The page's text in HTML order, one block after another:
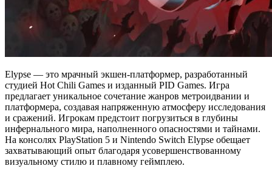
Elypse — это мрачный экшен-платформер, разработанный
студией Hot Chili Games и изданный PID Games. Игра
предлагает уникальное сочетание жанров метроидвании и
платформера, создавая напряженную атмосферу исследования
и сражений. Игрокам предстоит погрузиться в глубины
инфернального мира, наполненного опасностями и тайнами.
На консолях PlayStation 5 и Nintendo Switch Elypse обещает
захватывающий опыт благодаря усовершенствованному
визуальному стилю и плавному геймплею.